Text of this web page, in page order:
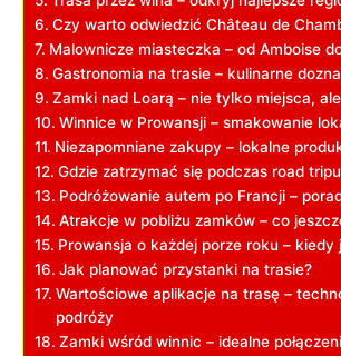
Czy warto odwiedzić Château de
Malownicze miasteczka – od Amboise
Gastronomia na trasie – kulinarne
Zamki nad Loarą – nie tylko miejsca,
Winnice w Prowansji – smakowanie
Niezapomniane zakupy – lokalne
Gdzie zatrzymać się podczas road
Podróżowanie autem po Francji –
Atrakcje w pobliżu zamków – co
Prowansja o każdej porze roku – kiedy
Jak planować przystanki na trasie?
Wartościowe aplikacje na trasę –
podróży
Zamki wśród winnic – idealne